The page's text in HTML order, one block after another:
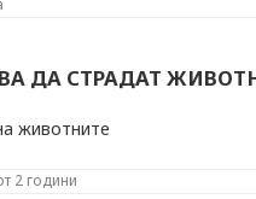
параклиса, който тя
ДА СТРАДАТ
животните
2 години